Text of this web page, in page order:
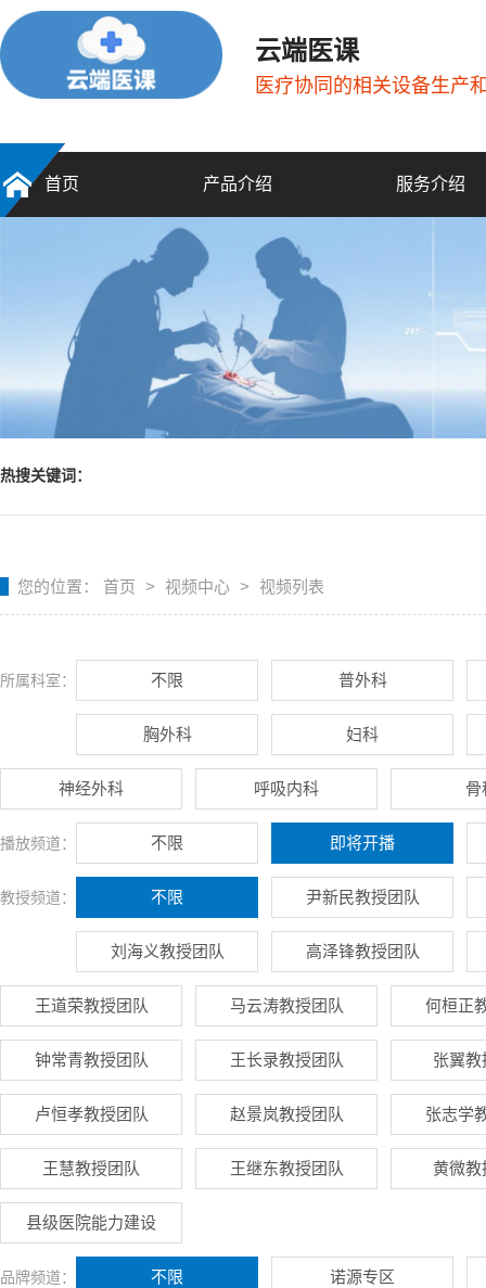
云端医课
医疗协同的相关设备生产
首页 产品介绍 服务介绍
热搜关键词：
您的位置： 首页 > 视频中心 > 视频列表
所属科室： 不限 普外科
胸外科 妇科
神经外科 呼吸内科 骨
播放频道： 不限 即将开播
教授频道： 不限 尹新民教授团队
刘海义教授团队 高泽锋教授团队
王道荣教授团队 马云涛教授团队 何桓正
钟常青教授团队 王长录教授团队 张翼
卢恒孝教授团队 赵景岚教授团队 张志学
王慧教授团队 王继东教授团队 黄微教
县级医院能力建设
品牌频道： 不限 诺源专区